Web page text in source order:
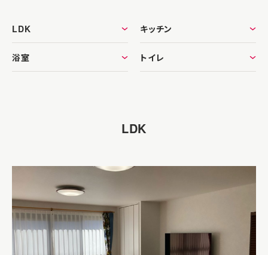
LDK キッチン
浴室 トイレ
LDK